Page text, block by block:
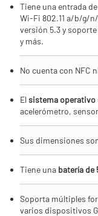
Tiene una entrada
Wi-Fi 802.11 a/b/g/
versión 5.3 y
y más.
No cuenta con NFC
El sistema operativo
acelerómetro,
Sus dimensiones
Tiene una batería de
Soporta múltiples
varios dispositivos